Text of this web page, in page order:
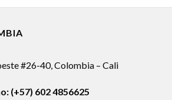
#26-40, Colombia – Cali
(+57) 602 4856625